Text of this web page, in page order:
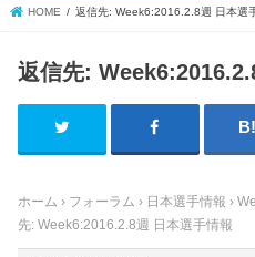
HOME 返信先: Week6:2016.2.8週 日本選
返信先:
ホーム › フォーラム › 日本選手情報 ›
先: Week6:2016.2.8週 日本選手情報